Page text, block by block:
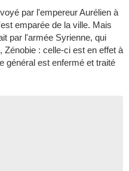
par l'empereur Aurélien à
emparée de la ville. Mais
par l'armée Syrienne, qui
: celle-ci est en effet à
général est enfermé et traité